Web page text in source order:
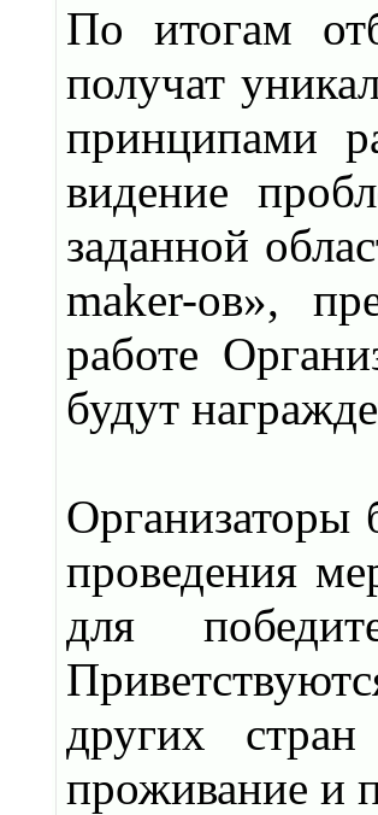
По итогам
получат
принципами
видение
заданной
maker-ов»,
работе
будут
Организаторы
проведения
для
других
проживание и